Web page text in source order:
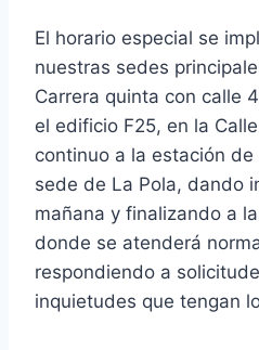
El horario especial se
nuestras sedes
Carrera quinta con calle
el edificio F25, en la
continuo a la estación
sede de La Pola, dando
mañana y finalizando a
donde se atenderá
respondiendo a
inquietudes que tengan